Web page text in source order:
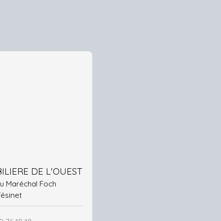
DE L'OUEST
Maréchal Foch